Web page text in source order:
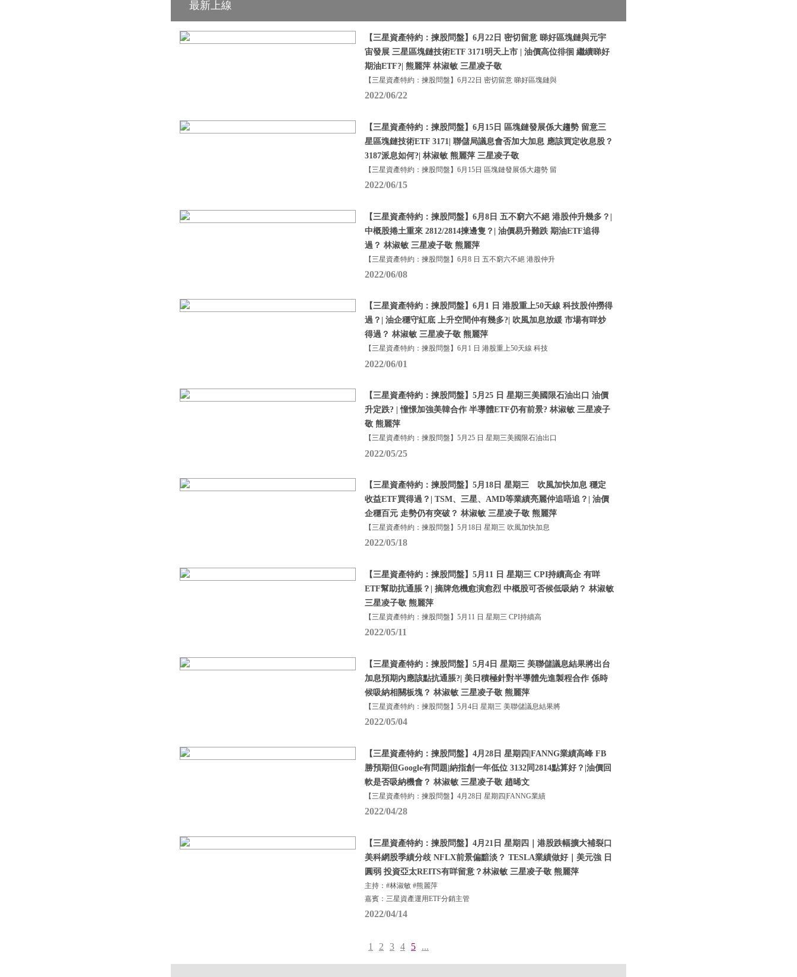
最新上線
【三星資產特約：揀股問盤】6月22日 密切留意 睇好區塊鏈與元宇
宙發展 三星區塊鏈技術ETF 3171明天上市 | 油價高位徘徊 繼續睇好
期油ETF?| 熊麗萍 林淑敏 三星凌子敬
【三星資產特約：揀股問盤】6月22日 密切留意 睇好區塊鏈與
2022/06/22
【三星資產特約：揀股問盤】6月15日 區塊鏈發展係大趨勢 留意三
星區塊鏈技術ETF 3171| 聯儲局議息會否加大加息 應該買定收息股？
3187派息如何?| 林淑敏 熊麗萍 三星凌子敬
【三星資產特約：揀股問盤】6月15日 區塊鏈發展係大趨勢 留
2022/06/15
【三星資產特約：揀股問盤】6月8日 五不窮六不絕 港股仲升幾多？|
中概股捲土重來 2812/2814揀邊隻？| 油價易升難跌 期油ETF追得
過？ 林淑敏 三星凌子敬 熊麗萍
【三星資產特約：揀股問盤】6月8 日 五不窮六不絕 港股仲升
2022/06/08
【三星資產特約：揀股問盤】6月1 日 港股重上50天線 科技股仲撈得
過？| 油企穩守紅底 上升空間仲有幾多?| 吹風加息放緩 市場有咩炒
得過？ 林淑敏 三星凌子敬 熊麗萍
【三星資產特約：揀股問盤】6月1 日 港股重上50天線 科技
2022/06/01
【三星資產特約：揀股問盤】5月25 日 星期三美國限石油出口 油價
升定跌? | 憧憬加強美韓合作 半導體ETF仍有前景? 林淑敏 三星凌子
敬 熊麗萍
【三星資產特約：揀股問盤】5月25 日 星期三美國限石油出口
2022/05/25
【三星資產特約：揀股問盤】5月18日 星期三 吹風加快加息 穩定
收益ETF買得過？| TSM、三星、AMD等業績亮麗仲追唔追？| 油價
企穩百元 走勢仍有突破？ 林淑敏 三星凌子敬 熊麗萍
【三星資產特約：揀股問盤】5月18日 星期三 吹風加快加息
2022/05/18
【三星資產特約：揀股問盤】5月11 日 星期三 CPI持續高企 有咩
ETF幫助抗通脹？| 摘牌危機愈演愈烈 中概股可否候低吸納？ 林淑敏
三星凌子敬 熊麗萍
【三星資產特約：揀股問盤】5月11 日 星期三 CPI持續高
2022/05/11
【三星資產特約：揀股問盤】5月4日 星期三 美聯儲議息結果將出台
加息預期內應該點抗通脹?| 美日積極針對半導體先進製程合作 係時
候吸納相關板塊？ 林淑敏 三星凌子敬 熊麗萍
【三星資產特約：揀股問盤】5月4日 星期三 美聯儲議息結果將
2022/05/04
【三星資產特約：揀股問盤】4月28日 星期四|FANNG業績高峰 FB
勝預期但Google有問題|納指創一年低位 3132同2814點算好？|油價回
軟是否吸納機會？ 林淑敏 三星凌子敬 趙晞文
【三星資產特約：揀股問盤】4月28日 星期四|FANNG業績
2022/04/28
【三星資產特約：揀股問盤】4月21日 星期四｜港股跌幅擴大補裂口
美科網股季績分歧 NFLX前景偏黯淡？ TESLA業績做好｜美元強 日
圓弱 投資亞太REITS有咩留意？林淑敏 三星凌子敬 熊麗萍
主持：#林淑敏 #熊麗萍
嘉賓：三星資產運用ETF分銷主管
2022/04/14
1 2 3 4 5 ...